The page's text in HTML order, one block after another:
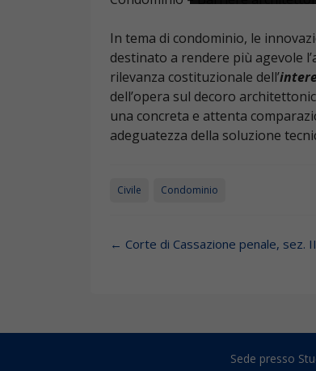
In tema di condominio, le
destinato a rendere più agevole
rilevanza costituzionale dell’
dell’opera sul decoro
una concreta e attenta
adeguatezza della soluzione
Civile Condominio
Post navigation
← Corte di Cassazione penale, sez.
Sede presso